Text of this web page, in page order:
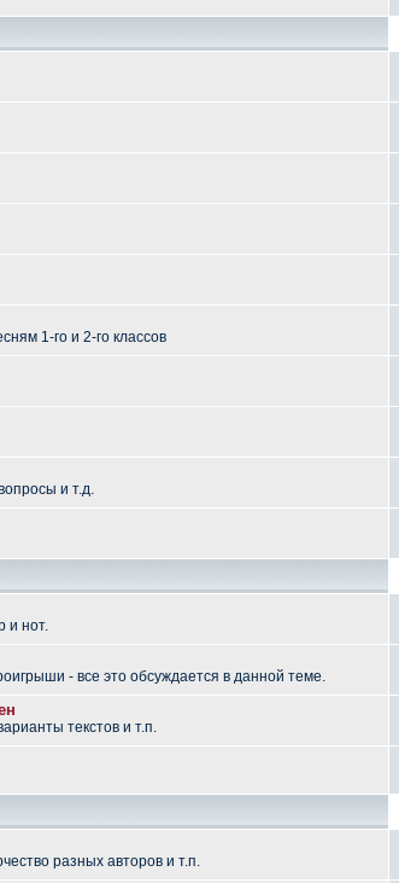
1-го и 2-го классов
и т.д.
и нот.
- все это обсуждается в данной теме.
текстов и т.п.
разных авторов и т.п.